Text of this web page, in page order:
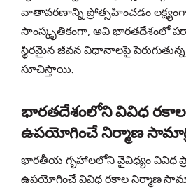
వాతావరణాన్ని ప్రోత్సహించడం
సాంస్కృతికంగా, అవి భారతదేశంలో
స్థిరమైన జీవన విధానాలపై
సూచిస్తాయి.
భారతదేశంలోని వివిధ రకాల
ఉపయోగించే నిర్మాణ
భారతీయ గృహాలలోని వైవిధ్యం వివిధ
ఉపయోగించే వివిధ రకాల నిర్మాణ